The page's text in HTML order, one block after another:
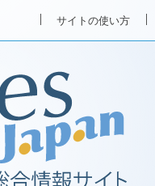
サイトの使い方